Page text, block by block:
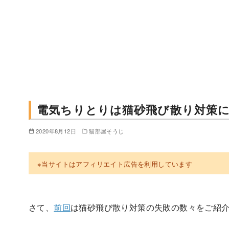
電気ちりとりは猫砂飛び散り対策
2020年8月12日 猫部屋そうじ
※当サイトはアフィリエイト広告を利用しています
さて、前回は猫砂飛び散り対策の失敗の数々をご紹介